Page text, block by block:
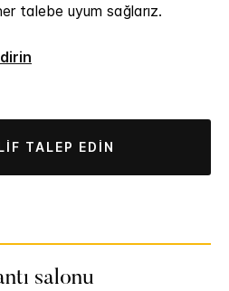
talebe uyum sağlarız.
TALEP EDIN
salonu